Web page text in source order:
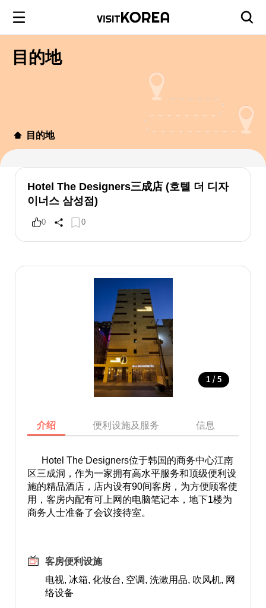
目的地
目的地
Hotel The Designers三成店 (호텔 더 디자
이너스 삼성점)
0 0
1 / 5
介绍 便利设施及服务 信息
Hotel The Designers位于韩国的商务中心江南
区三成洞，作为一家拥有高水平服务和顶级便利设
施的精品酒店，店内设有90间客房，为方便顾客使
用，客房内配有可上网的电脑笔记本，地下1楼为
商务人士准备了会议接待室。
客房便利设施
电视, 冰箱, 化妆台, 空调, 洗漱用品, 吹风机, 网
络设备